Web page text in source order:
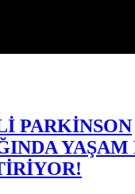
PARKİNSON